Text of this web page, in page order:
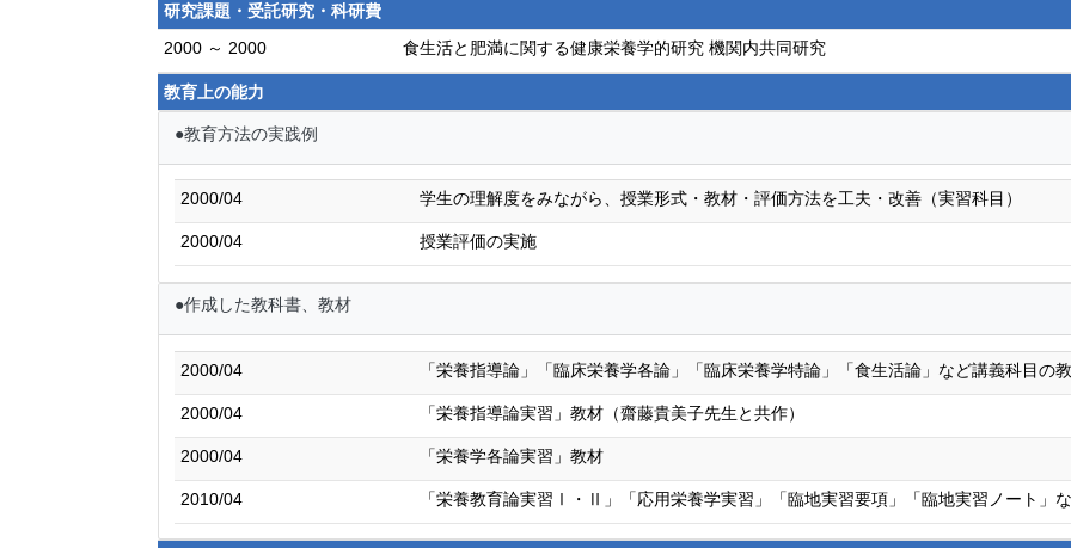
研究課題・受託研究・科研費
2000 ～ 2000
食生活と肥満に関する健康栄養学的研究 機関内共同研究
教育上の能力
●教育方法の実践例
2000/04 学生の理解度をみながら、授業形式・教材・評価方法を工夫・改善（実習科目）
2000/04 授業評価の実施
●作成した教科書、教材
2000/04 「栄養指導論」「臨床栄養学各論」「臨床栄養学特論」「食生活論」など講義科目の
2000/04 「栄養指導論実習」教材（齋藤貴美子先生と共作）
2000/04 「栄養学各論実習」教材
2010/04 「栄養教育論実習Ⅰ・Ⅱ」「応用栄養学実習」「臨地実習要項」「臨地実習ノート」